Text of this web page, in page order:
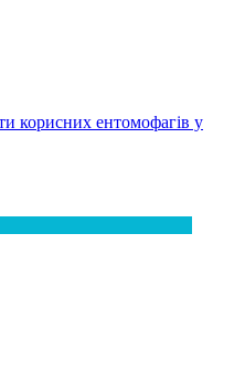
корисних ентомофагів у